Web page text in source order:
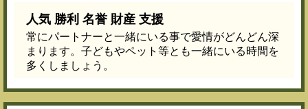
人気 勝利 名誉 財産 支援
常にパートナーと一緒にいる事で愛情がどんどん深
まります。子どもやペット等とも一緒にいる時間を
多くしましょう。